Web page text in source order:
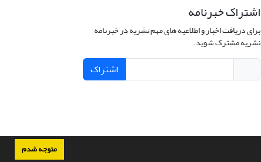
متوجه شدم
اشتراک خبرنامه
برای دریافت اخبار و اطلاعیه های مهم نشریه در خبرنامه
نشریه مشترک شوید.
اشتراک